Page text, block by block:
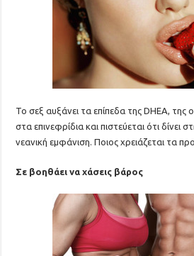
Το σεξ αυξάνει τα επίπεδα της DHEA, της
στα επινεφρίδια και πιστεύεται ότι δίνει
νεανική εμφάνιση. Ποιος χρειάζεται τα
Σε βοηθάει να χάσεις βάρος